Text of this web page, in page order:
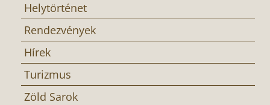
Helytörténet
Rendezvények
Hírek
Turizmus
Zöld Sarok